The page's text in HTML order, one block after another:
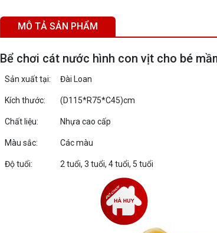
MÔ TẢ SẢN PHẨM
Bể chơi cát nước hình con vịt cho bé
Sản xuất tại: Đài Loan
Kích thước: (D115*R75*C45)cm
Chất liệu: Nhựa cao cấp
Màu sắc: Các màu
Độ tuổi: 2 tuổi, 3 tuổi, 4 tuổi, 5 tuổi